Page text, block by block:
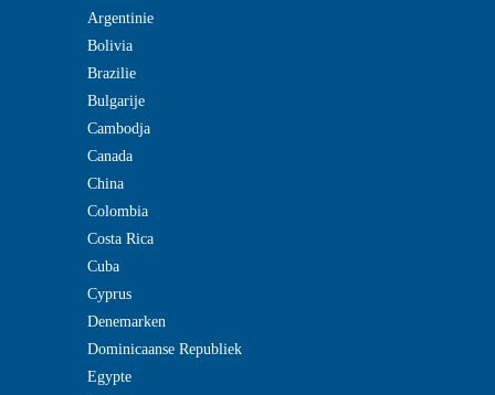
Argentinie
Bolivia
Brazilie
Bulgarije
Cambodja
Canada
China
Colombia
Costa Rica
Cuba
Cyprus
Denemarken
Dominicaanse Republiek
Egypte